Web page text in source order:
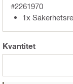
#2261970
1x
Kvantitet